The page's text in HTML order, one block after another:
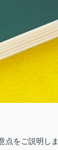
点をご説明しま